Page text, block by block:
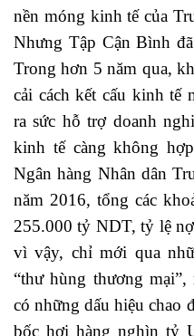
nền móng kinh tế của
Nhưng Tập Cận Bình
Trong hơn 5 năm qua,
cải cách kết cấu kinh tế
ra sức hỗ trợ doanh
kinh tế càng không
Ngân hàng Nhân dân
năm 2016, tổng các
255.000 tỷ NDT, tỷ lệ
vì vậy, chỉ mới qua
“thư hùng thương
có những dấu hiệu chao
bốc hơi hàng nghìn tỷ